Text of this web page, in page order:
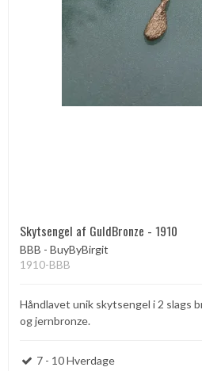
Skytsengel af GuldBronze - 1910
BBB - BuyByBirgit
1910-BBB
Håndlavet unik skytsengel i 2 slags
og jernbronze.
7 - 10 Hverdage